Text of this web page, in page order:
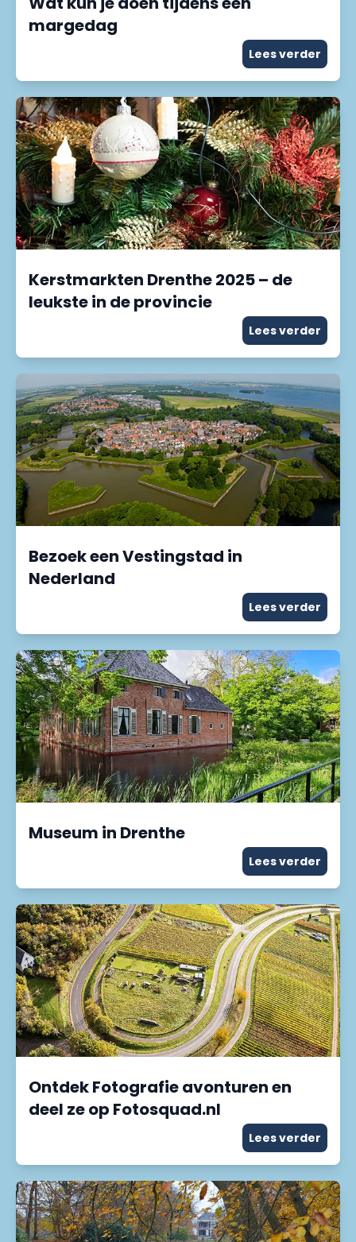
margedag
Lees verder
Kerstmarkten Drenthe 2025 – de
leukste in de provincie
Lees verder
Bezoek een Vestingstad in
Nederland
Lees verder
Museum in Drenthe
Lees verder
Ontdek Fotografie avonturen en
deel ze op Fotosquad.nl
Lees verder